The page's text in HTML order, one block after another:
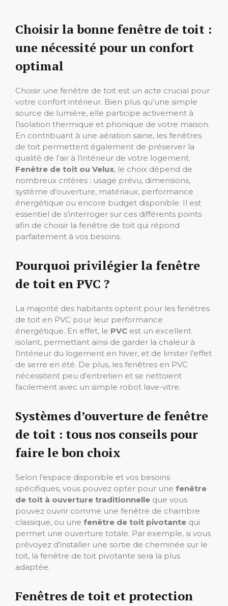
Choisir la bonne fenêtre de toit :
une nécessité pour un confort
optimal
Choisir une fenêtre de toit est un acte crucial pour
votre confort intérieur. Bien plus qu’une simple
source de lumière, elle participe activement à
l’isolation thermique et phonique de votre maison.
En contribuant à une aération saine, les fenêtres
de toit permettent également de préserver la
qualité de l’air à l’intérieur de votre logement.
Fenêtre de toit ou Velux, le choix dépend de
nombreux critères : usage prévu, dimensions,
système d’ouverture, matériaux, performance
énergétique ou encore budget disponible. Il est
essentiel de s’interroger sur ces différents points
afin de choisir la fenêtre de toit qui répond
parfaitement à vos besoins.
Pourquoi privilégier la fenêtre
de toit en PVC ?
La majorité des habitants optent pour les fenêtres
de toit en PVC pour leur performance
énergétique. En effet, le PVC est un excellent
isolant, permettant ainsi de garder la chaleur à
l’intérieur du logement en hiver, et de limiter l’effet
de serre en été. De plus, les fenêtres en PVC
nécessitent peu d’entretien et se nettoient
facilement avec un simple robot lave-vitre.
Systèmes d’ouverture de fenêtre
de toit : tous nos conseils pour
faire le bon choix
Selon l’espace disponible et vos besoins
spécifiques, vous pouvez opter pour une fenêtre
de toit à ouverture traditionnelle que vous
pouvez ouvrir comme une fenêtre de chambre
classique, ou une fenêtre de toit pivotante qui
permet une ouverture totale. Par exemple, si vous
prévoyez d’installer une sortie de cheminée sur le
toit, la fenêtre de toit pivotante sera la plus
adaptée.
Fenêtres de toit et protection